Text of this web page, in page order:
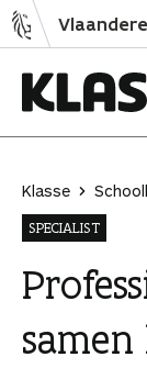
N
a
a
s
s
e
Klasse
SPECIALIST